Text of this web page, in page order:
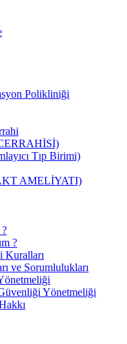
Polikliniği
Tıp Birimi)
AMELİYATI)
?
Kuralları
ve Sorumlulukları
Yönetmeliği